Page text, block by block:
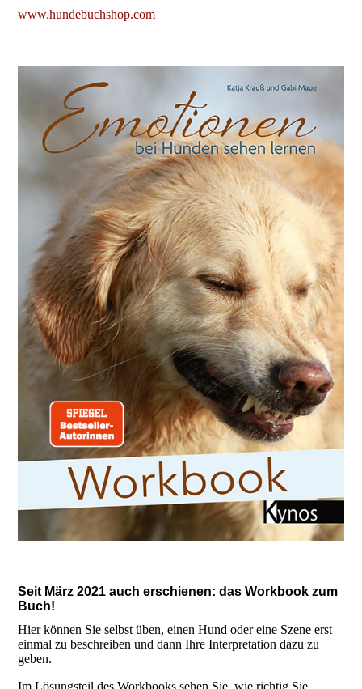
www.hundebuchshop.com
Seit März 2021 auch erschienen: das Workbook zum
Buch!
Hier können Sie selbst üben, einen Hund oder eine Szene erst
einmal zu beschreiben und dann Ihre Interpretation dazu zu
geben.